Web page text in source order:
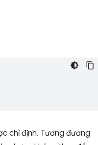
chỉ định. Tương đương